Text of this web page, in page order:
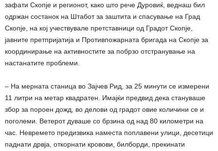
зафати Скопје и регионот, како што рече Дуровиќ, веднаш бил
одржан состанок на Штабот за заштита и спасување на Град
Скопје, на кој учествувале претставници од Градот Скопје,
јавните претпријатија и Противпожарната бригада на Скопје за
координирање на активностите за побрзо отстранување на
настанатите проблеми.
– На мерната станица во Зајчев Рид, за 25 минути се измерени
11 литри на метар квадратен. Имајќи предвид дека стануваше
збор за пороен дожд, во делови од градот овие количини се и
поголеми. Ветерот дуваше со брзина од над 80 километри на
час. Невремето предизвика наместа поплавени улици, десетици
паднати дрвја, откорнати кровови, билборди, прекинати